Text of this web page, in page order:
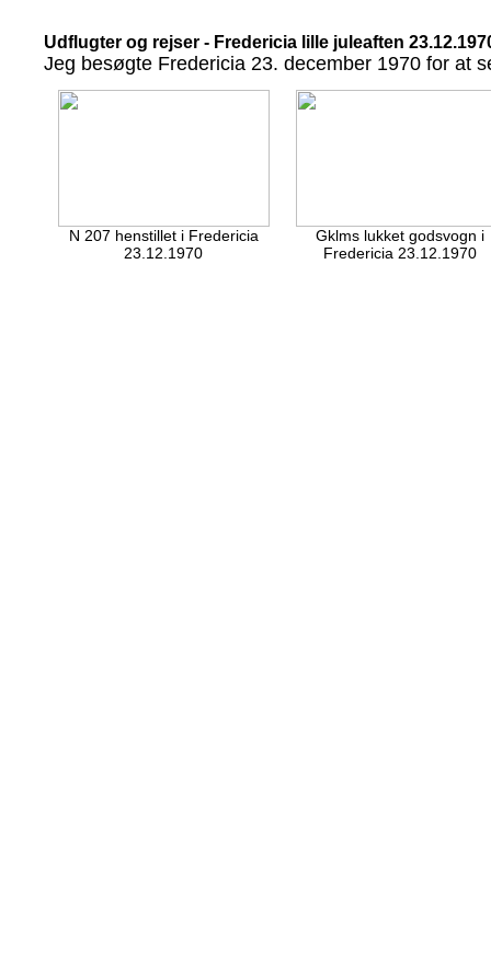
Udflugter og rejser - Fredericia lille juleaften
Jeg besøgte Fredericia 23. december 1970 for at
N 207 henstillet i Fredericia
23.12.1970
Gklms lukket godsvogn i
Fredericia 23.12.1970